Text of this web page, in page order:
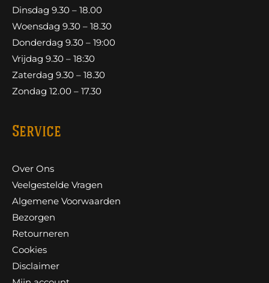
Dinsdag 9.30 – 18.00
Woensdag 9.30 – 18.30
Donderdag 9.30 – 19:00
Vrijdag 9.30 – 18:30
Zaterdag 9.30 – 18.30
Zondag 12.00 – 17.30
Service
Over Ons
Veelgestelde Vragen
Algemene Voorwaarden
Bezorgen
Retourneren
Cookies
Disclaimer